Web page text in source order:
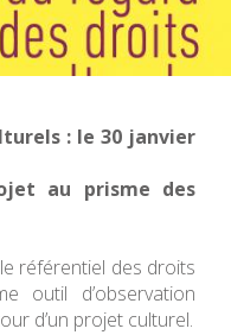
: le 30 janvier
au prisme des
référentiel des droits
outil d’observation
d’un projet culturel.